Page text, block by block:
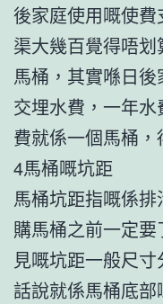
後家庭使用嘅使
渠大幾百覺得唔
馬桶，其實喺日
交埋水費，一年
費就係一個馬桶，
4馬桶嘅坑距
馬桶坑距指嘅係
購馬桶之前一定
見嘅坑距一般尺
話說就係馬桶底